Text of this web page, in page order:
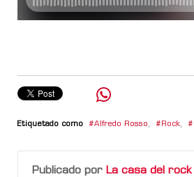
Etiquetado como Alfredo Rosso, Rock,
Publicado por La casa del rock